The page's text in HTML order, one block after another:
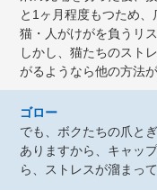
と1ヶ月程度もつため
猫・人がけがを負うリ
しかし、猫たちのスト
がるようなら他の方法
ゴロー
でも、ボクたちの爪と
ありますから、キャッ
ら、ストレスが溜まっ